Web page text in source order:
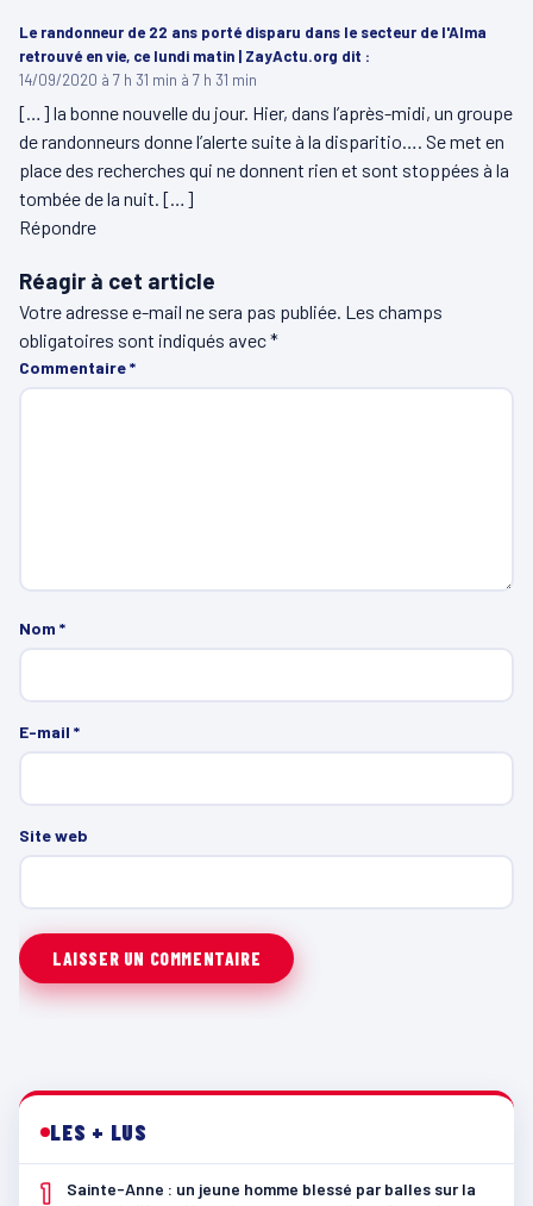
Le randonneur de 22 ans porté disparu dans le secteur de l'Alma
retrouvé en vie, ce lundi matin | ZayActu.org dit :
14/09/2020 à 7 h 31 min à 7 h 31 min
[…] la bonne nouvelle du jour. Hier, dans l’après-midi, un groupe
de randonneurs donne l’alerte suite à la disparitio…. Se met en
place des recherches qui ne donnent rien et sont stoppées à la
tombée de la nuit. […]
Répondre
Réagir à cet article
Votre adresse e-mail ne sera pas publiée. Les champs
obligatoires sont indiqués avec*
Commentaire*
Nom *
E-mail *
Site web
LES + LUS
1
Sainte-Anne : un jeune homme blessé par balles sur la